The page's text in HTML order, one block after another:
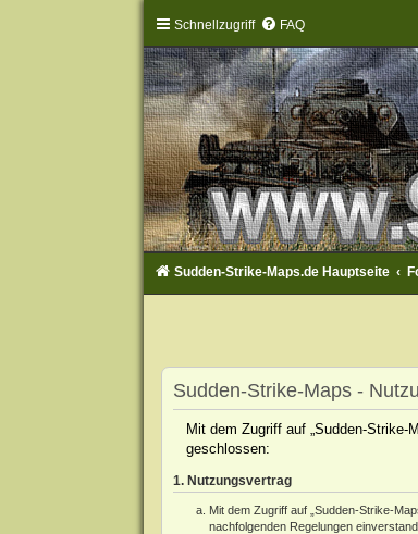
Schnellzugriff FAQ
Sudden-Strike-Maps.de Hauptseite
Sudden-Strike-Maps -
Mit dem Zugriff auf „Sudden-Strike-
geschlossen:
1. Nutzungsvertrag
Mit dem Zugriff auf „Sudden-Strike-
nachfolgenden Regelungen